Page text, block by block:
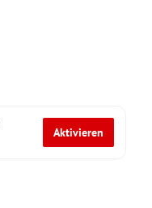
Aktivieren